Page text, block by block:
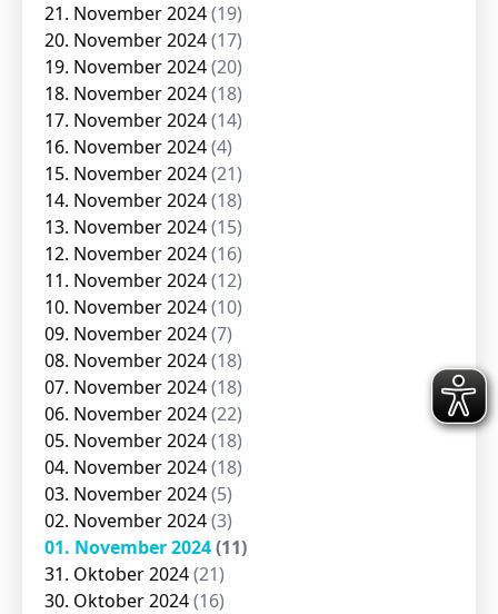
21. November 2024(19)
20. November 2024(17)
19. November 2024(20)
18. November 2024(18)
17. November 2024(14)
16. November 2024(4)
15. November 2024(21)
14. November 2024(18)
13. November 2024(15)
12. November 2024(16)
11. November 2024(12)
10. November 2024(10)
09. November 2024(7)
08. November 2024(18)
07. November 2024(18)
06. November 2024(22)
05. November 2024(18)
04. November 2024(18)
03. November 2024(5)
02. November 2024(3)
01. November 2024(11)
31. Oktober 2024(21)
30. Oktober 2024(16)